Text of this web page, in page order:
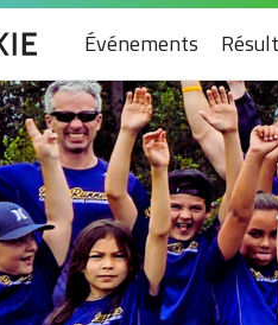
Événements